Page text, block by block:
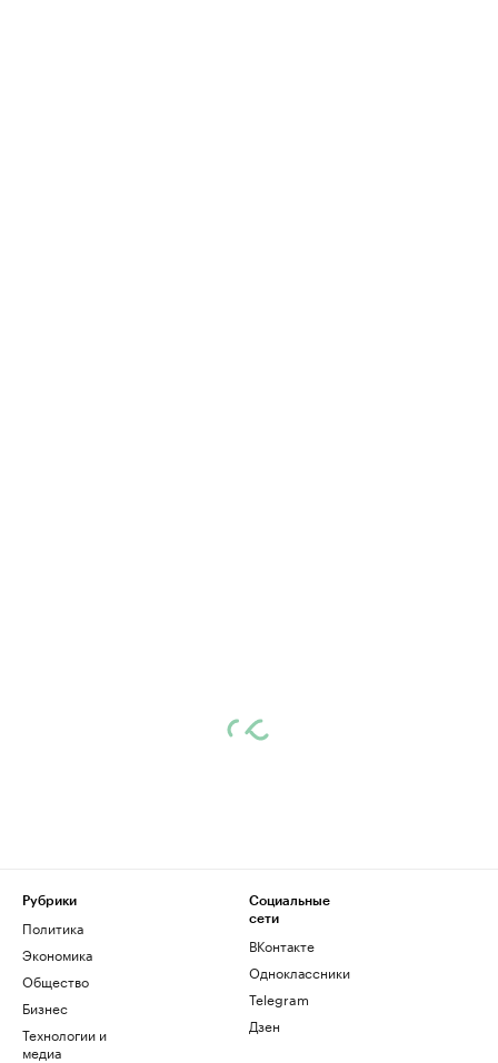
Рубрики
Политика
Экономика
Общество
Бизнес
Технологии и
медиа
Социальные
сети
ВКонтакте
Одноклассники
Telegram
Дзен